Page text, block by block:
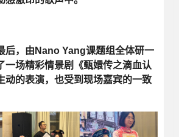
后，由Nano Yang课题组全体研一
一场精彩情景剧《甄嬛传之滴血认
动的表演，也受到现场嘉宾的一致